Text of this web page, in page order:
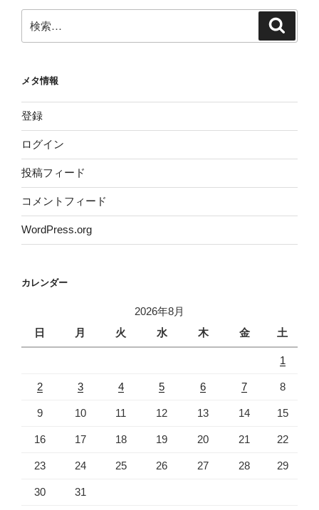
索:
メタ情報
登録
ログイン
投稿フィード
コメントフィード
WordPress.org
カレンダー
2026年8月
日
月 火 水 木 金 土
1
2 3 4 5 6 7 8
9 10 11 12 13 14 15
16 17 18 19 20 21 22
23 24 25 26 27 28 29
30 31